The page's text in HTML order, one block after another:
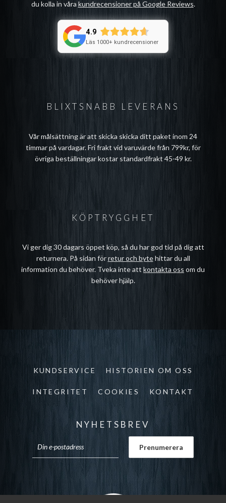
BLIXTSNABB LEVERANS
Vår målsättning är att skicka skicka ditt paket inom 24
timmar på vardagar. Fri frakt vid varuvärde från 799kr, för
övriga beställningar kostar standardfrakt 45-49 kr.
du kolla in våra kundrecensioner på Google Reviews.
4.9
Läs 1000+ kundrecensioner
KÖPTRYGGHET
Vi ger dig 30 dagars öppet köp, så du har god tid på dig att
returnera. På sidan förretur och bytehittar du all
information du behöver. Tveka inte att kontakta oss om du
behöver hjälp.
KUNDSERVICE HISTORIEN OM OSS
INTEGRITET COOKIES KONTAKT
NYHETSBREV